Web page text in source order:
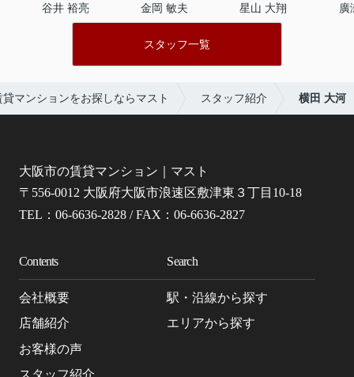
谷井 裕亮 金岡 敏夫 星山 大翔 廣
スタッフ一覧
マンションをお探しならマスト スタッフ紹介 横田 大河
大阪市の賃貸マンション｜マスト
〒556-0012 大阪府大阪市浪速区敷津東３丁目10-18
TEL：06-6636-2828 / FAX：06-6636-2827
Contents
会社概要
店舗紹介
お客様の声
Search
駅・沿線から探す
エリアから探す